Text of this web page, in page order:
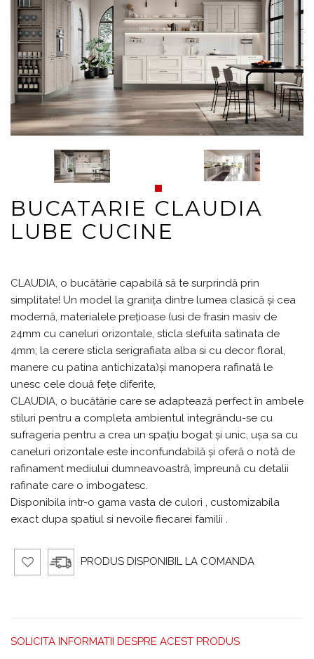
BUCATARIE CLAUDIA
LUBE CUCINE
CLAUDIA, o bucătărie capabilă să te surprindă prin
simplitate! Un model la granița dintre lumea clasică și cea
modernă, materialele prețioase (usi de frasin masiv de
24mm cu caneluri orizontale, sticla slefuita satinata de
4mm; la cerere sticla serigrafiata alba si cu decor floral,
manere cu patina antichizata)și manopera rafinată le
unesc cele două fețe diferite,
CLAUDIA, o bucătărie care se adaptează perfect în ambele
stiluri pentru a completa ambientul integrându-se cu
sufrageria pentru a crea un spațiu bogat și unic, ușa sa cu
caneluri orizontale este inconfundabilă și oferă o notă de
rafinament mediului dumneavoastră, împreună cu detalii
rafinate care o imbogatesc.
Disponibila intr-o gama vasta de culori , customizabila
exact dupa spatiul si nevoile fiecarei familii .
PRODUS DISPONIBIL LA COMANDA
SOLICITA INFORMATII DESPRE ACEST PRODUS